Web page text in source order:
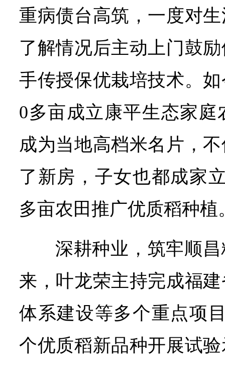
重病债台高筑，一度对
了解情况后主动上门鼓
手传授保优栽培技术。
0多亩成立康平生态家
成为当地高档米名片，
了新房，子女也都成家
多亩农田推广优质稻种植
深耕种业，筑牢顺
来，叶龙荣主持完成福
体系建设等多个重点项
个优质稻新品种开展试